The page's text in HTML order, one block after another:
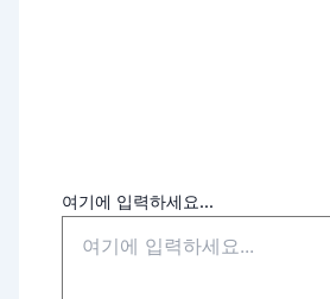
여기에 입력하세요...